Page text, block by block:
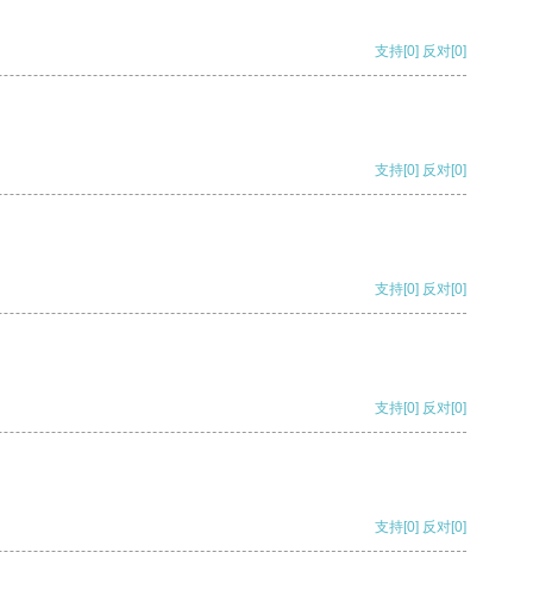
支持[0] 反对[0]
支持[0] 反对[0]
支持[0] 反对[0]
支持[0] 反对[0]
支持[0] 反对[0]